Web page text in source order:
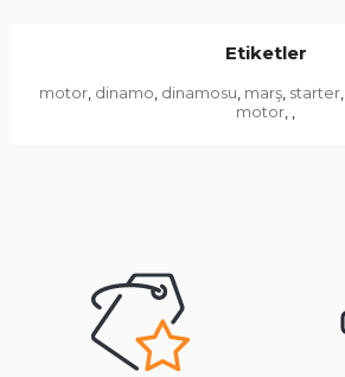
Etiketler
motor, dinamo, dinamosu, marş, starter,
motor, ,